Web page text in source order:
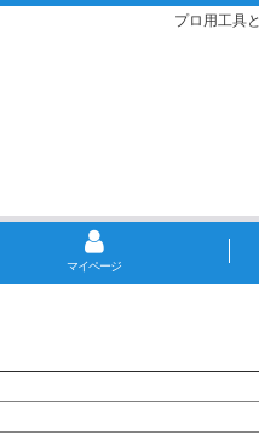
プロ用工具
マイページ